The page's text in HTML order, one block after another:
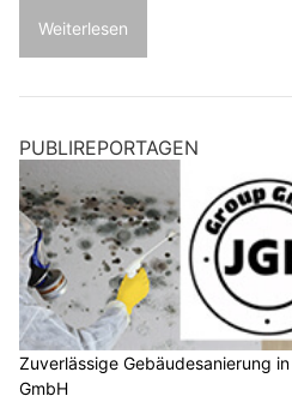
Weiterlesen
PUBLIREPORTAGEN
Zuverlässige Gebäudesanierung
GmbH